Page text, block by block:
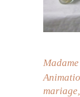
mariage